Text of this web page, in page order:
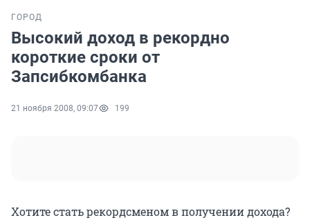
ГОРОД
Высокий доход в рекордно
короткие сроки от
Запсибкомбанка
21 ноября 2008, 09:07 199
Хотите стать рекордсменом в получении дохода?